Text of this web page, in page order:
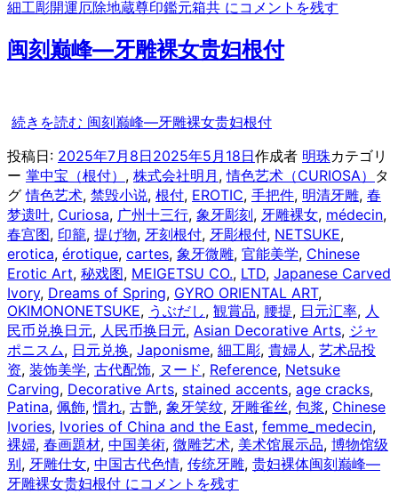
細工彫開運厄除地蔵尊印鑑元箱共 に コメントを残す
闽刻巅峰—牙雕裸女贵妇根付
続きを読む 闽刻巅峰—牙雕裸女贵妇根付
投稿日: 2025年7月8日2025年5月18日作成者 明珠カテゴリ
ー 掌中宝（根付） , 株式会社明月 ,情色艺术（CURIOSA） タ
グ情色艺术, 禁毁小说, 根付, EROTIC, 手把件, 明清牙雕, 春
梦遗叶, Curiosa, 广州十三行, 象牙彫刻, 牙雕裸女, médecin,
春宫图, 印籠, 提げ物, 牙刻根付, 牙彫根付, NETSUKE,
erotica, érotique, cartes, 象牙微雕, 官能美学, Chinese
Erotic Art, 秘戏图, MEIGETSU CO., LTD, Japanese Carved
Ivory, Dreams of Spring, GYRO ORIENTAL ART,
OKIMONONETSUKE, うぶだし, 観賞品, 腰提, 日元汇率, 人
民币兑换日元, 人民币换日元, Asian Decorative Arts, ジャ
ポニスム, 日元兑换, Japonisme, 細工彫, 貴婦人, 艺术品投
资, 装饰美学, 古代配饰, ヌード, Reference, Netsuke
Carving, Decorative Arts, stained accents, age cracks,
Patina, 佩飾,慣れ, 古艶, 象牙笑纹, 牙雕雀丝, 包浆, Chinese
Ivories, Ivories of China and the East, femme_medecin,
裸婦, 春画題材, 中国美術, 微雕艺术, 美术馆展示品, 博物馆级
别, 牙雕仕女, 中国古代色情, 传统牙雕, 贵妇裸体闽刻巅峰—
牙雕裸女贵妇根付 にコメントを残す